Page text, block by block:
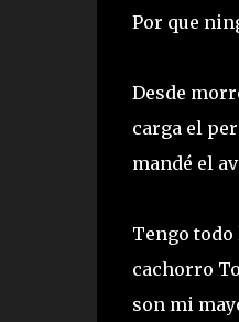
Por que
Desde
carga el
mandé el
Tengo todo
cachorro
son mi